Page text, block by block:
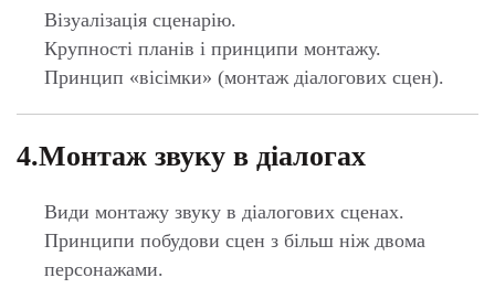
5.Розіграш персонажа всередині
кадру
Основні принципи анімації.
діалогах
Основи анімаційного акторського виконання.